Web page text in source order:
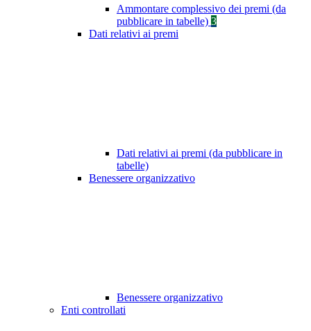
Ammontare complessivo dei premi (da
pubblicare in tabelle) 3
Dati relativi ai premi
Dati relativi ai premi (da pubblicare in
tabelle)
Benessere organizzativo
Benessere organizzativo
Enti controllati